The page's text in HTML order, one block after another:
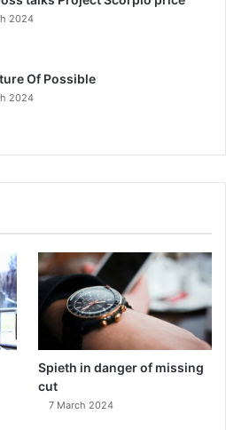
2024
Of Possible
2024
Spieth in danger of missing
cut
7 March 2024